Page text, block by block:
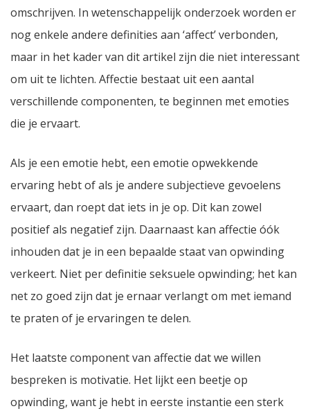
omschrijven. In wetenschappelijk onderzoek worden er
nog enkele andere definities aan ‘affect’ verbonden,
maar in het kader van dit artikel zijn die niet interessant
om uit te lichten. Affectie bestaat uit een aantal
verschillende componenten, te beginnen met emoties
die je ervaart.
Als je een emotie hebt, een emotie opwekkende
ervaring hebt of als je andere subjectieve gevoelens
ervaart, dan roept dat iets in je op. Dit kan zowel
positief als negatief zijn. Daarnaast kan affectie óók
inhouden dat je in een bepaalde staat van opwinding
verkeert. Niet per definitie seksuele opwinding; het kan
net zo goed zijn dat je ernaar verlangt om met iemand
te praten of je ervaringen te delen.
Het laatste component van affectie dat we willen
bespreken is motivatie. Het lijkt een beetje op
opwinding, want je hebt in eerste instantie een sterk